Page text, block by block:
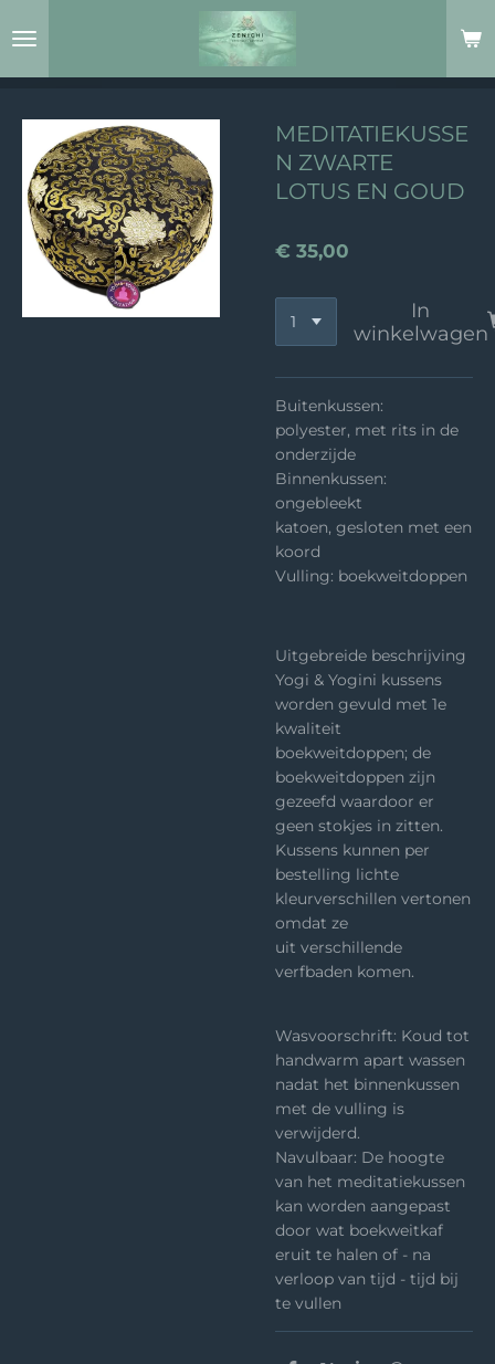
direct
hoofdinhoud
MEDITATIEKUSSE
N ZWARTE
LOTUS EN GOUD
€ 35,00
In
winkelwagen
Buitenkussen:
polyester, met rits in de
onderzijde
Binnenkussen:
ongebleekt
katoen, gesloten met een
koord
Vulling: boekweitdoppen
Uitgebreide beschrijving
Yogi & Yogini kussens
worden gevuld met 1e
kwaliteit
boekweitdoppen; de
boekweitdoppen zijn
gezeefd waardoor er
geen stokjes in zitten.
Kussens kunnen per
bestelling lichte
kleurverschillen vertonen
omdat ze
uit verschillende
verfbaden komen.
Wasvoorschrift: Koud tot
handwarm apart wassen
nadat het binnenkussen
met de vulling is
verwijderd.
Navulbaar: De hoogte
van het meditatiekussen
kan worden aangepast
door wat boekweitkaf
eruit te halen of - na
verloop van tijd - tijd bij
te vullen